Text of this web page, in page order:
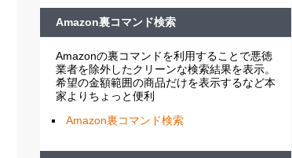
Amazon裏コマンド検索
Amazonの裏コマンドを利用することで悪徳
業者を除外したクリーンな検索結果を表示。
希望の金額範囲の商品だけを表示するなど本
家よりちょっと便利
Amazon裏コマンド検索